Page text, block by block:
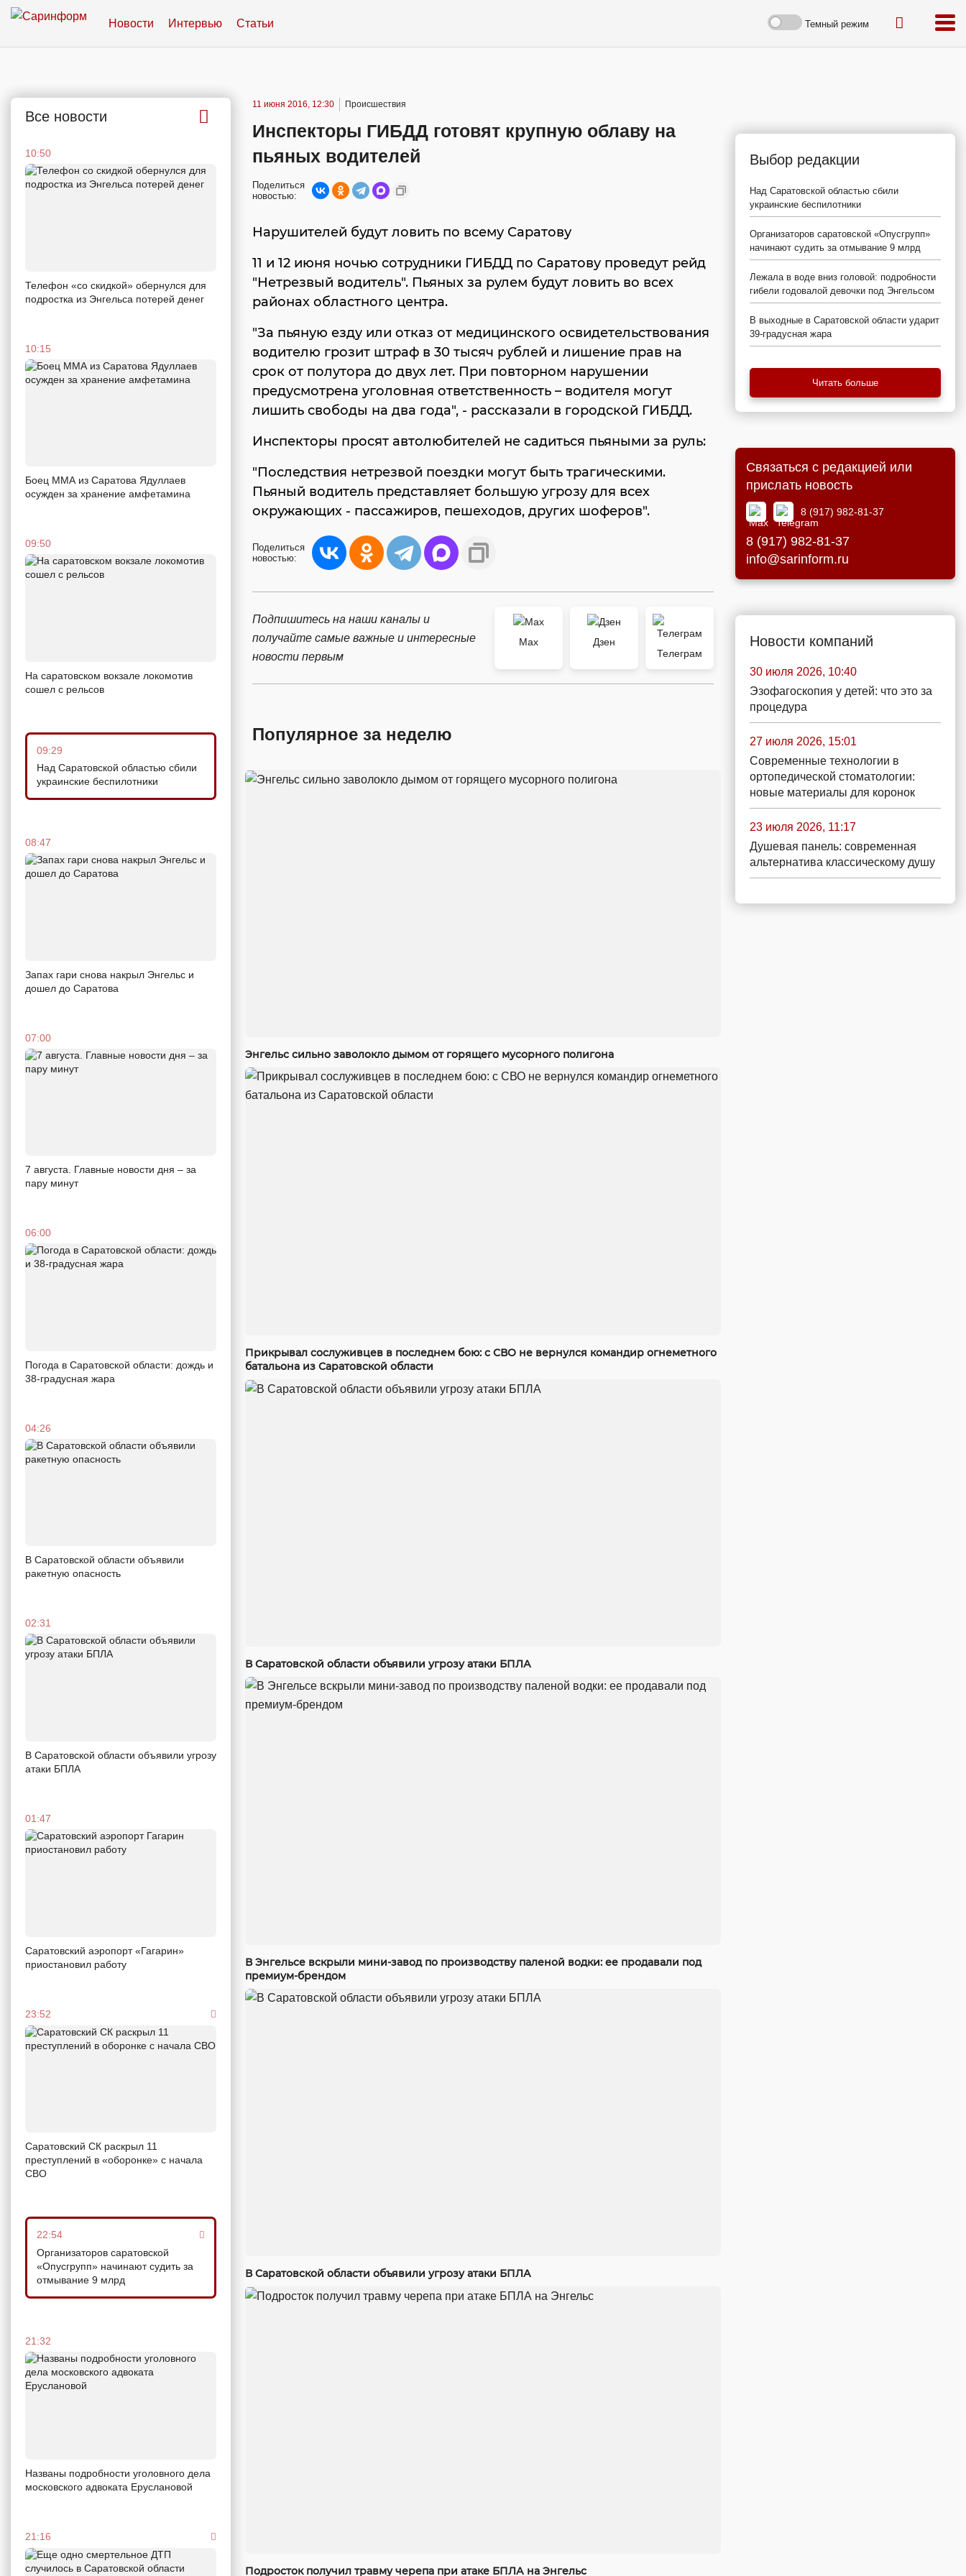
Новости Интервью Статьи Темный режим
Все новости
10:50
Телефон «со скидкой» обернулся для
подростка из Энгельса потерей денег
10:15
Боец ММА из Саратова Ядуллаев
осужден за хранение амфетамина
09:50
На саратовском вокзале локомотив
сошел с рельсов
09:29
Над Саратовской областью сбили
украинские беспилотники
08:47
Запах гари снова накрыл Энгельс и
дошел до Саратова
07:00
7 августа. Главные новости дня – за
пару минут
06:00
Погода в Саратовской области: дождь и
38-градусная жара
04:26
В Саратовской области объявили
ракетную опасность
02:31
В Саратовской области объявили угрозу
атаки БПЛА
01:47
Саратовский аэропорт «Гагарин»
приостановил работу
23:52
Саратовский СК раскрыл 11
преступлений в «оборонке» с начала
СВО
22:54
Организаторов саратовской
«Опусгрупп» начинают судить за
отмывание 9 млрд
21:32
Названы подробности уголовного дела
московского адвоката Еруслановой
21:16
11 июня 2016, 12:30 Происшествия
Инспекторы ГИБДД готовят крупную облаву на
пьяных водителей
Поделиться
новостью:
Нарушителей будут ловить по всему Саратову
11 и 12 июня ночью сотрудники ГИБДД по Саратову проведут рейд
"Нетрезвый водитель". Пьяных за рулем будут ловить во всех
районах областного центра.
"За пьяную езду или отказ от медицинского освидетельствования
водителю грозит штраф в 30 тысяч рублей и лишение прав на
срок от полутора до двух лет. При повторном нарушении
предусмотрена уголовная ответственность – водителя могут
лишить свободы на два года", - рассказали в городской ГИБДД.
Инспекторы просят автолюбителей не садиться пьяными за руль:
"Последствия нетрезвой поездки могут быть трагическими.
Пьяный водитель представляет большую угрозу для всех
окружающих - пассажиров, пешеходов, других шоферов".
Поделиться
новостью:
Подпишитесь на наши каналы и
получайте самые важные и интересные
новости первым
Max
Дзен
Телеграм
Популярное за неделю
Энгельс сильно заволокло дымом от горящего мусорного полигона
Прикрывал сослуживцев в последнем бою: с СВО не вернулся командир огнеметного
батальона из Саратовской области
В Саратовской области объявили угрозу атаки БПЛА
В Энгельсе вскрыли мини-завод по производству паленой водки: ее продавали под
премиум-брендом
В Саратовской области объявили угрозу атаки БПЛА
Подросток получил травму черепа при атаке БПЛА на Энгельс
Выбор редакции
Над Саратовской областью сбили
украинские беспилотники
Организаторов саратовской «Опусгрупп»
начинают судить за отмывание 9 млрд
Лежала в воде вниз головой: подробности
гибели годовалой девочки под Энгельсом
В выходные в Саратовской области ударит
39-градусная жара
Читать больше
Связаться с редакцией или
прислать новость
8 (917) 982-81-37
8 (917) 982-81-37
info@sarinform.ru
Новости компаний
30 июля 2026, 10:40
Эзофагоскопия у детей: что это за
процедура
27 июля 2026, 15:01
Современные технологии в
ортопедической стоматологии:
новые материалы для коронок
23 июля 2026, 11:17
Душевая панель: современная
альтернатива классическому душу